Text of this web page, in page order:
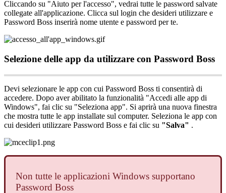
Cliccando su "Aiuto per l'accesso", vedrai tutte le password salvate
collegate all'applicazione. Clicca sul login che desideri utilizzare e
Password Boss inserirà nome utente e password per te.
Selezione delle app da utilizzare con Password Boss
Devi selezionare le app con cui Password Boss ti consentirà di
accedere. Dopo aver abilitato la funzionalità "Accedi alle app di
Windows", fai clic su "Seleziona app". Si aprirà una nuova finestra
che mostra tutte le app installate sul computer. Seleziona le app con
cui desideri utilizzare Password Boss e fai clic su "Salva" .
Non tutte le applicazioni Windows supportano
Password Boss